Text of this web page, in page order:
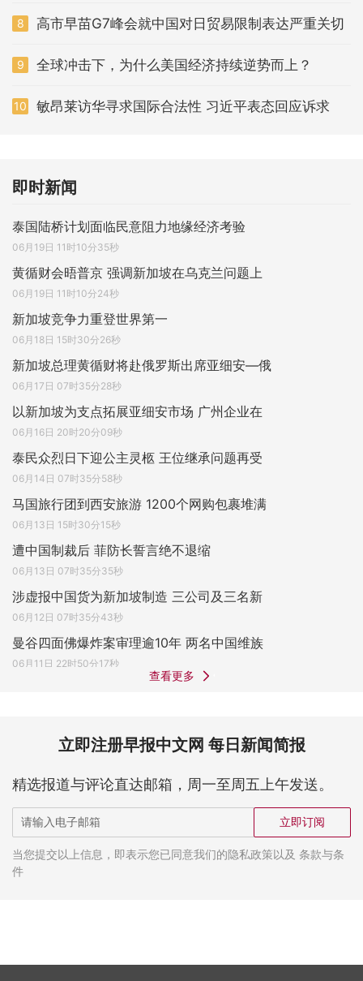
8 高市早苗G7峰会就中国对日贸易限制表达严重关切
9 全球冲击下，为什么美国经济持续逆势而上？
10 敏昂莱访华寻求国际合法性 习近平表态回应诉求
即时新闻
泰国陆桥计划面临民意阻力地缘经济考验
06月19日 11时10分35秒
黄循财会晤普京 强调新加坡在乌克兰问题上
06月19日 11时10分24秒
新加坡竞争力重登世界第一
06月18日 15时30分26秒
新加坡总理黄循财将赴俄罗斯出席亚细安—俄
06月17日 07时35分28秒
以新加坡为支点拓展亚细安市场 广州企业在
06月16日 20时20分09秒
泰民众烈日下迎公主灵柩 王位继承问题再受
06月14日 07时35分58秒
马国旅行团到西安旅游 1200个网购包裹堆满
06月13日 15时30分15秒
遭中国制裁后 菲防长誓言绝不退缩
06月13日 07时35分35秒
涉虚报中国货为新加坡制造 三公司及三名新
06月12日 07时35分43秒
曼谷四面佛爆炸案审理逾10年 两名中国维族
06月11日 22时50分17秒
查看更多
立即注册早报中文网 每日新闻简报
精选报道与评论直达邮箱，周一至周五上午发送。
立即订阅
当您提交以上信息，即表示您已同意我们的隐私政策以及 条款与条
件